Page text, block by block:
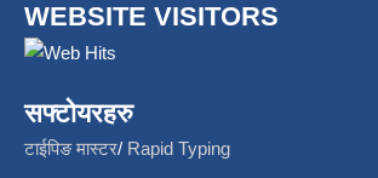
WEBSITE VISITORS
सफ्टोयरहरु
टाईपिङ मास्टर/ Rapid Typing